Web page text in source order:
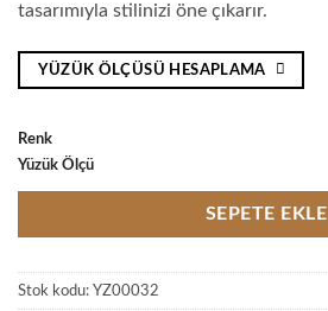
tasarımıyla stilinizi öne çıkarır.
YÜZÜK ÖLÇÜSÜ HESAPLAMA
Renk
Yüzük Ölçü
SEPETE EKLE
Stok kodu: YZ00032